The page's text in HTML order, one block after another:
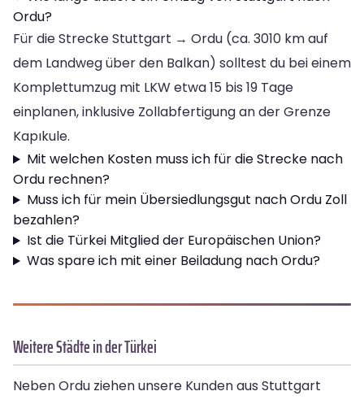
Ordu?
Für die Strecke Stuttgart → Ordu (ca. 3010 km auf
dem Landweg über den Balkan) solltest du bei einem
Komplettumzug mit LKW etwa 15 bis 19 Tage
einplanen, inklusive Zollabfertigung an der Grenze
Kapıkule.
Mit welchen Kosten muss ich für die Strecke nach
Ordu rechnen?
Muss ich für mein Übersiedlungsgut nach Ordu Zoll
bezahlen?
Ist die Türkei Mitglied der Europäischen Union?
Was spare ich mit einer Beiladung nach Ordu?
Weitere Städte in der Türkei
Neben Ordu ziehen unsere Kunden aus Stuttgart